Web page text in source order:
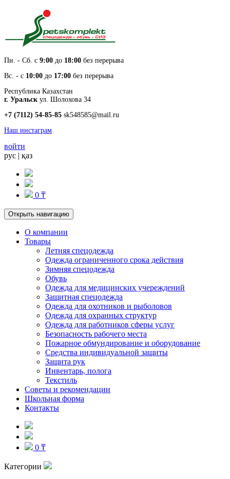
Пн. - Cб. с 9:00 до 18:00 без перерыва
Вс. - с 10:00 до 17:00 без перерыва
Республика Казахстан
г. Уральск ул. Шолохова 34
+7 (7112) 54-85-85 sk548585@mail.ru
Наш инстаграм
войти
рус | қаз
0 ₸
Открыть навигацию
О компании
Товары
Летняя спецодежда
Одежда ограниченного срока действия
Зимняя спецодежда
Обувь
Одежда для медицинских учереждений
Защитная спецодежда
Одежда для охотников и рыболовов
Одежда для охранных структур
Одежда для работников сферы услуг
Безопасность рабочего места
Пожарное обмундирование и оборудование
Средства индивидуальной защиты
Защита рук
Инвентарь, полога
Текстиль
Советы и рекомендации
Школьная форма
Контакты
0 ₸
Категории